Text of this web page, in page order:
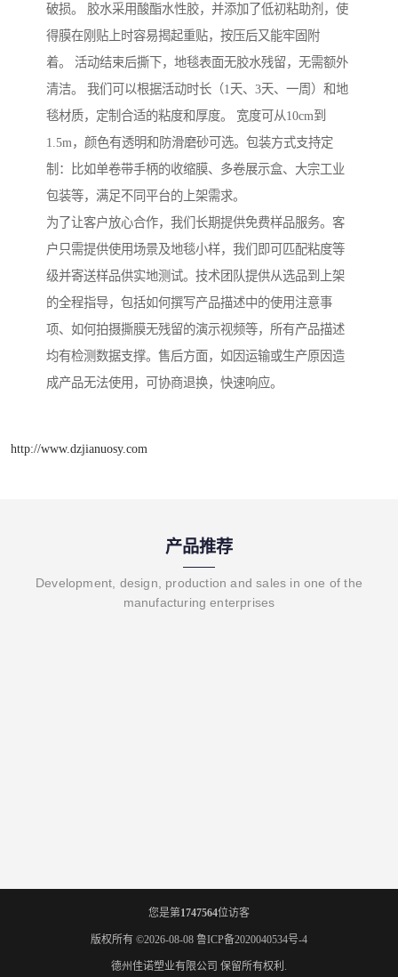
破损。 胶水采用酸酯水性胶，并添加了低初粘助剂，使
得膜在刚贴上时容易揭起重贴，按压后又能牢固附
着。 活动结束后撕下，地毯表面无胶水残留，无需额外
清洁。 我们可以根据活动时长（1天、3天、一周）和地
毯材质，定制合适的粘度和厚度。 宽度可从10cm到
1.5m，颜色有透明和防滑磨砂可选。包装方式支持定
制：比如单卷带手柄的收缩膜、多卷展示盒、大宗工业
包装等，满足不同平台的上架需求。
为了让客户放心合作，我们长期提供免费样品服务。客
户只需提供使用场景及地毯小样，我们即可匹配粘度等
级并寄送样品供实地测试。技术团队提供从选品到上架
的全程指导，包括如何撰写产品描述中的使用注意事
项、如何拍摄撕膜无残留的演示视频等，所有产品描述
均有检测数据支撑。售后方面，如因运输或生产原因造
成产品无法使用，可协商退换，快速响应。
http://www.dzjianuosy.com
产品推荐
Development, design, production and sales in one of the
manufacturing enterprises
您是第1747564位访客
版权所有 ©2026-08-08 鲁ICP备2020040534号-4
德州佳诺塑业有限公司 保留所有权利.